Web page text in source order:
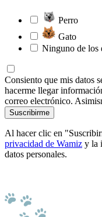
Perro
Gato
Ninguno de los
Consiento que mis datos
hacerme llegar
correo electrónico.
Suscribirme
Al hacer clic en
privacidad de Wamiz y la
datos personales.